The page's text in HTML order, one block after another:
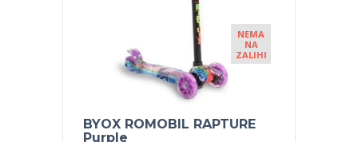
NEMA
NA
ZALIHI
BYOX ROMOBIL RAPTURE
Purple